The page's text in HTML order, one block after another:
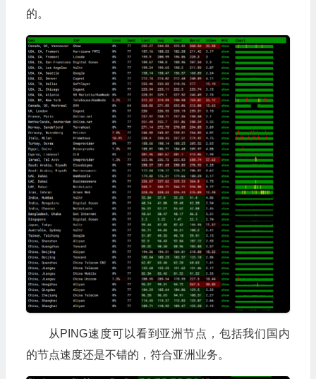
的。
从PING速度可以看到亚洲节点，包括我们国内
的节点速度还是不错的，符合亚洲业务。